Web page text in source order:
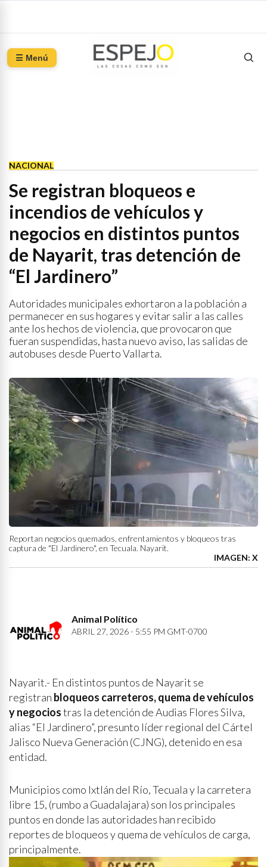
☰ Menú
NACIONAL
Se registran bloqueos e
incendios de vehículos y
negocios en distintos puntos
de Nayarit, tras detención de
“El Jardinero”
Autoridades municipales exhortaron a la población a
permanecer en sus hogares y evitar salir a las calles
ante los hechos de violencia, que provocaron que
fueran suspendidas, hasta nuevo aviso, las salidas de
autobuses desde Puerto Vallarta.
Reportan negocios quemados, enfrentamientos y bloqueos tras
captura de "El Jardinero", en Tecuala. Nayarit.
IMAGEN: X
Animal Político
ABRIL 27, 2026 - 5:55 PM GMT-0700
Nayarit.- En distintos puntos de Nayarit se
registran bloqueos carreteros, quema de vehículos
y negociostras la detención de Audias Flores Silva,
alias “El Jardinero”, presunto líder regional del Cártel
Jalisco Nueva Generación (CJNG), detenido en esa
entidad.
Municipios como Ixtlán del Río, Tecuala y la carretera
libre 15, (rumbo a Guadalajara) son los principales
puntos en donde las autoridades han recibido
reportes de bloqueos y quema de vehículos de carga,
principalmente.